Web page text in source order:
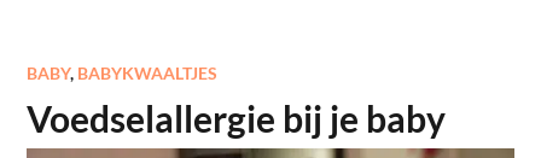
BABY, BABYKWAALTJES
Voedselallergie bij je baby